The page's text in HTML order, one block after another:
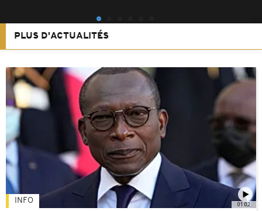
PLUS D'ACTUALITÉS
01:02
INFO